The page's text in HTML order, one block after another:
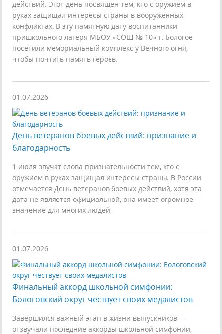
действий. Этот день посвящён тем, кто с оружием в
руках защищал интересы страны в вооруженных
конфликтах. В эту памятную дату воспитанники
пришкольного лагеря МБОУ «СОШ № 10» г. Бологое
посетили мемориальный комплекс у Вечного огня,
чтобы почтить память героев.
01.07.2026
День ветеранов боевых действий: признание и
благодарность
1 июля звучат слова признательности тем, кто с
оружием в руках защищал интересы страны. В России
отмечается День ветеранов боевых действий, хотя эта
дата не является официальной, она имеет огромное
значение для многих людей.
01.07.2026
Финальный аккорд школьной симфонии:
Бологовский округ чествует своих медалистов
Завершился важный этап в жизни выпускников –
отзвучали последние аккорды школьной симфонии,